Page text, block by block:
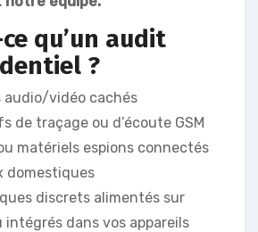
ce qu’un audit
?
audio/vidéo cachés
de traçage ou d’écoute GSM
matériels espions connectés
domestiques
discrets alimentés sur
intégrés dans vos appareils